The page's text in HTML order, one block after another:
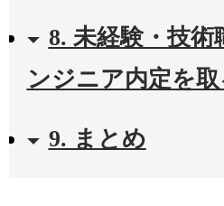
8. 未経験・技
ンジニア内定を
9. まとめ